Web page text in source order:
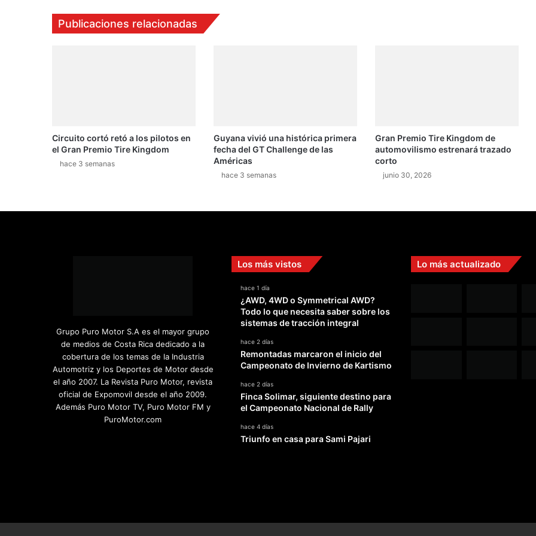
Publicaciones relacionadas
Circuito cortó retó a los pilotos en
el Gran Premio Tire Kingdom
hace 3 semanas
Guyana vivió una histórica primera
fecha del GT Challenge de las
Américas
hace 3 semanas
Gran Premio Tire Kingdom de
automovilismo estrenará trazado
corto
junio 30, 2026
Grupo Puro Motor S.A es el mayor grupo
de medios de Costa Rica dedicado a la
cobertura de los temas de la Industria
Automotriz y los Deportes de Motor desde
el año 2007. La Revista Puro Motor, revista
oficial de Expomovil desde el año 2009.
Además Puro Motor TV, Puro Motor FM y
PuroMotor.com
Los más vistos
hace 1 día
¿AWD, 4WD o Symmetrical AWD?
Todo lo que necesita saber sobre los
sistemas de tracción integral
hace 2 días
Remontadas marcaron el inicio del
Campeonato de Invierno de Kartismo
hace 2 días
Finca Solimar, siguiente destino para
el Campeonato Nacional de Rally
hace 4 días
Triunfo en casa para Sami Pajari
Lo más actualizado